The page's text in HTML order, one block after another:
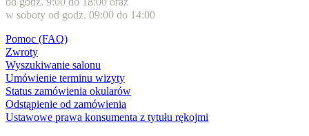
w soboty od godz. 09:00 do 14:00
Pomoc (FAQ)
Zwroty
Wyszukiwanie salonu
Umówienie terminu wizyty
Status zamówienia okularów
Odstąpienie od zamówienia
Ustawowe prawa konsumenta z tytułu rękojmi